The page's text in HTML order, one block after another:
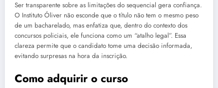
Ser transparente sobre as limitações do sequencial gera confiança.
O Instituto Óliver não esconde que o título não tem o mesmo peso
de um bacharelado, mas enfatiza que, dentro do contexto dos
concursos policiais, ele funciona como um “atalho legal”. Essa
clareza permite que o candidato tome uma decisão informada,
evitando surpresas na hora da inscrição.
Como adquirir o curso